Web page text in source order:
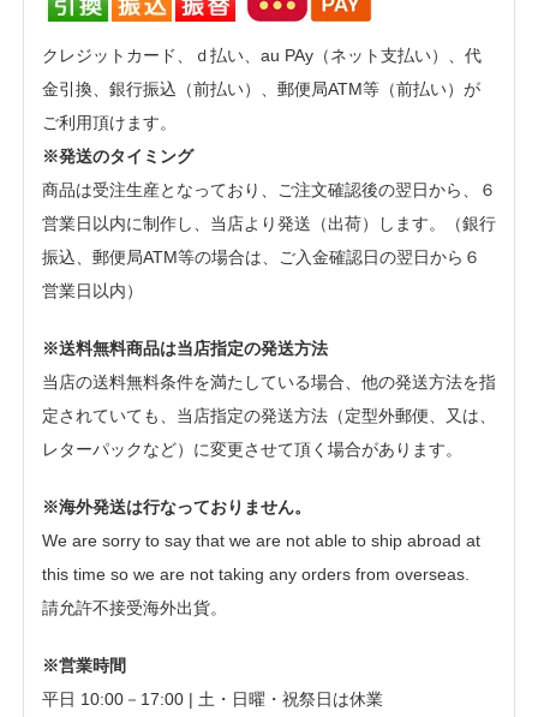
クレジットカード、ｄ払い、au PAy（ネット支払い）、代
金引換、銀行振込（前払い）、郵便局ATM等（前払い）が
ご利用頂けます。
※発送のタイミング
商品は受注生産となっており、ご注文確認後の翌日から、６
営業日以内に制作し、当店より発送（出荷）します。（銀行
振込、郵便局ATM等の場合は、ご入金確認日の翌日から６
営業日以内）
※送料無料商品は当店指定の発送方法
当店の送料無料条件を満たしている場合、他の発送方法を指
定されていても、当店指定の発送方法（定型外郵便、又は、
レターパックなど）に変更させて頂く場合があります。
※海外発送は行なっておりません。
We are sorry to say that we are not able to ship abroad at
this time so we are not taking any orders from overseas.
請允許不接受海外出貨。
※営業時間
平日 10:00－17:00 | 土・日曜・祝祭日は休業